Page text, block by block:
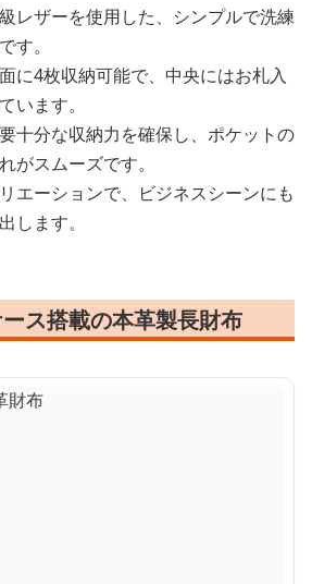
レザーを使用した、シンプルで洗練
す。
に4枚収納可能で、中央にはお札入
います。
十分な収納力を確保し、ポケットの
がスムーズです。
エーションで、ビジネスシーンにも
します。
ス搭載の本革製長財布